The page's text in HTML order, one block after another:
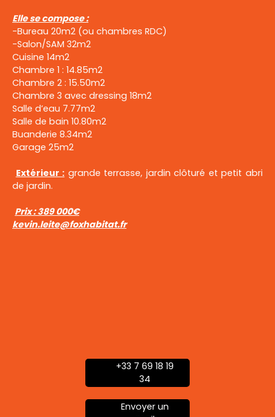
Elle se compose :
-Bureau 20m2 (ou chambres RDC)
-Salon/SAM 32m2
Cuisine 14m2
Chambre 1 : 14.85m2
Chambre 2 : 15.50m2
Chambre 3 avec dressing 18m2
Salle d’eau 7.77m2
Salle de bain 10.80m2
Buanderie 8.34m2
Garage 25m2
Extérieur : grande terrasse, jardin clôturé et petit abri
de jardin.
Prix : 389 000€
kevin.leite@foxhabitat.fr
+33 7 69 18 19
34
Envoyer un